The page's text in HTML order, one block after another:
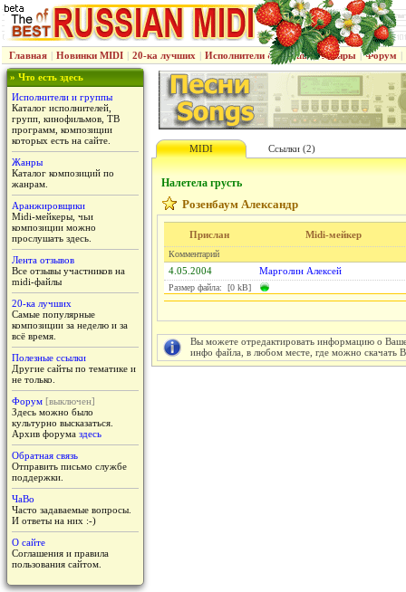
Главная | Новинки MIDI | 20-ка лучших | Исполнители & группы | Жанры | Форум |
» Что есть здесь
Исполнители и группы
Каталог исполнителей,
групп, кинофильмов, ТВ
программ, композиции
которых есть на сайте.
Жанры
Каталог композиций по
жанрам.
Аранжировщики
Midi-мейкеры, чьи
композиции можно
прослушать здесь.
Лента отзывов
Все отзывы участников на
midi-файлы
20-ка лучших
Самые популярные
композиции за неделю и за
всё время.
Полезные ссылки
Другие сайты по тематике и
не только.
Форум [выключен]
Здесь можно было
культурно высказаться.
Архив форума здесь
Обратная связь
Отправить письмо службе
поддержки.
ЧаВо
Часто задаваемые вопросы.
И ответы на них :-)
О сайте
Соглашения и правила
пользования сайтом.
MIDI Ссылки (2)
Налетела грусть
Розенбаум Александр
Прислан Midi-мейкер
Комментарий
4.05.2004 Марголин Алексей
Размер файла: [0 kB]
Вы можете отредактировать информацию о
инфо файла, в любом месте, где можно скачать